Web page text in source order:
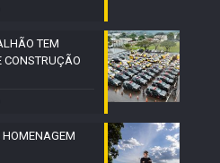
TEM
CONSTRUÇÃO
HOMENAGEM